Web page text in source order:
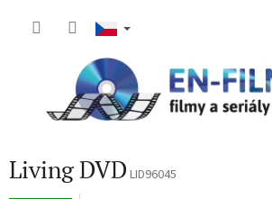
Living DVD LID96045